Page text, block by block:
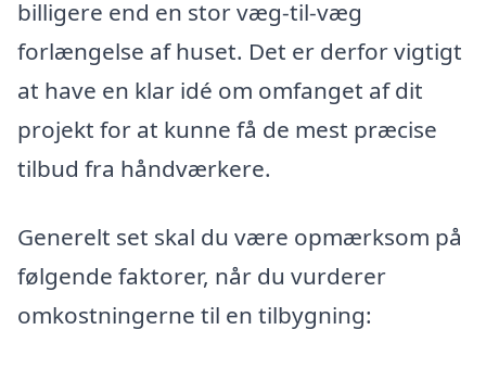
billigere end en stor væg-til-væg
forlængelse af huset. Det er derfor vigtigt
at have en klar idé om omfanget af dit
projekt for at kunne få de mest præcise
tilbud fra håndværkere.
Generelt set skal du være opmærksom på
følgende faktorer, når du vurderer
omkostningerne til en tilbygning: